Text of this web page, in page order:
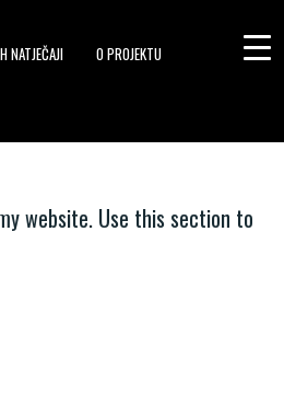
NATJEČAJI O PROJEKTU
website. Use this section to